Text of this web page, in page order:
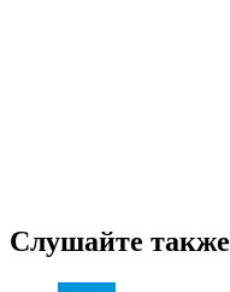
Слушайте также